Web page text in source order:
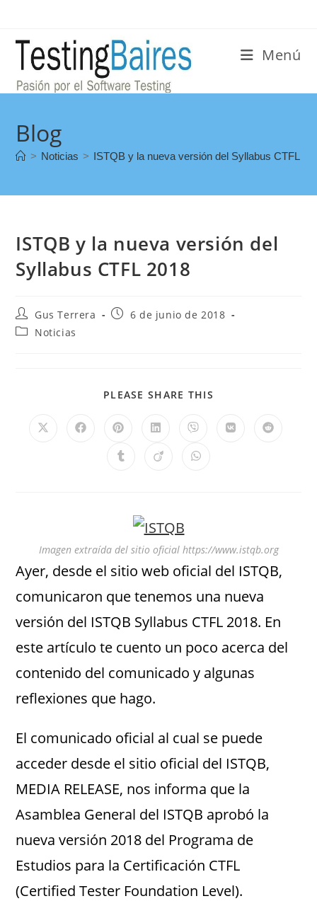
Menú
Blog
> Noticias > ISTQB y la nueva versión del Syllabus CTFL
ISTQB y la nueva versión del
Syllabus CTFL 2018
Gus Terrera
6 de junio de 2018
Noticias
PLEASE SHARE THIS
Imagen extraída del sitio oficial https://www.istqb.org
Ayer, desde el sitio web oficial del ISTQB,
comunicaron que tenemos una nueva
versión del ISTQB Syllabus CTFL 2018. En
este artículo te cuento un poco acerca del
contenido del comunicado y algunas
reflexiones que hago.
El comunicado oficial al cual se puede
acceder desde el sitio oficial del ISTQB,
MEDIA RELEASE, nos informa que la
Asamblea General del ISTQB aprobó la
nueva versión 2018 del Programa de
Estudios para la Certificación CTFL
(Certified Tester Foundation Level).